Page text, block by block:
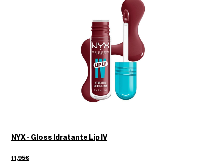
NYX - Gloss Idratante Lip IV
11,95€